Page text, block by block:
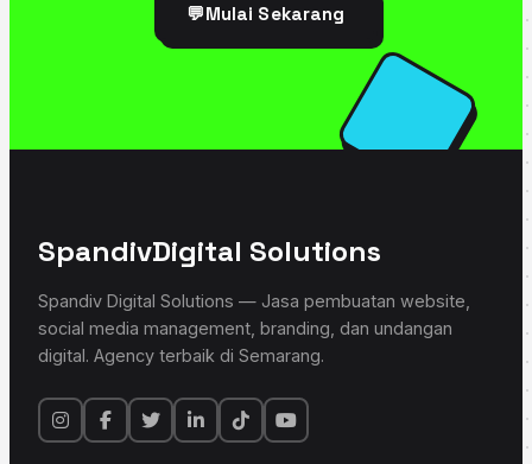
💬Mulai Sekarang
SpandivDigital Solutions
Spandiv Digital Solutions — Jasa pembuatan website,
social media management, branding, dan undangan
digital. Agency terbaik di Semarang.